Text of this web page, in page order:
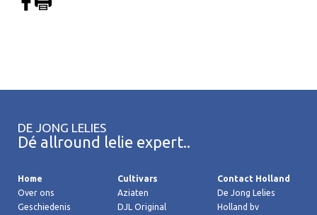
DE JONG LELIES
Dé allround lelie expert..
Home
Over ons
Geschiedenis
Cultivars
Aziaten
DJL Original
Contact Holland
De Jong Lelies
Holland bv